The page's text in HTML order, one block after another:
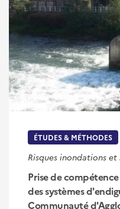
ÉTUDES & MÉTHODES
Risques inondations
Prise de
des systèmes
Communauté